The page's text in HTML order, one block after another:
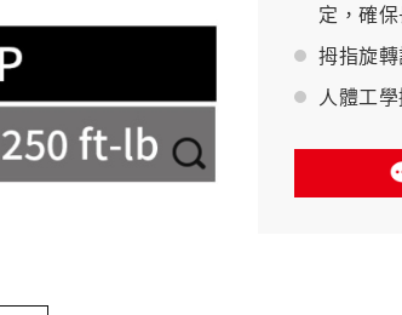
定，確
拇指旋
人體工